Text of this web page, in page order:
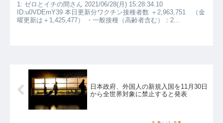
1: ゼロとイチの間さん 2021/06/28(月) 15:28:34.10
ID:u0VDEmY39 本日更新分ワクチン接種者数 ＋2,963,751 （金
曜更新は＋1,425,477） ・一般接種（高齢者含む）：2...
日本政府、外国人の新規入国を11月30日
から全世界対象に禁止すると発表